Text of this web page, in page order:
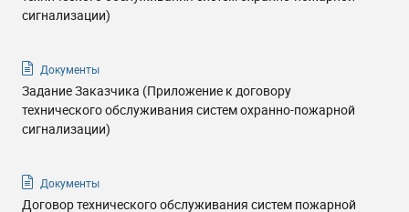
сигнализации)
Документы
Задание Заказчика (Приложение к договору
технического обслуживания систем охранно-пожарной
сигнализации)
Документы
Договор технического обслуживания систем пожарной